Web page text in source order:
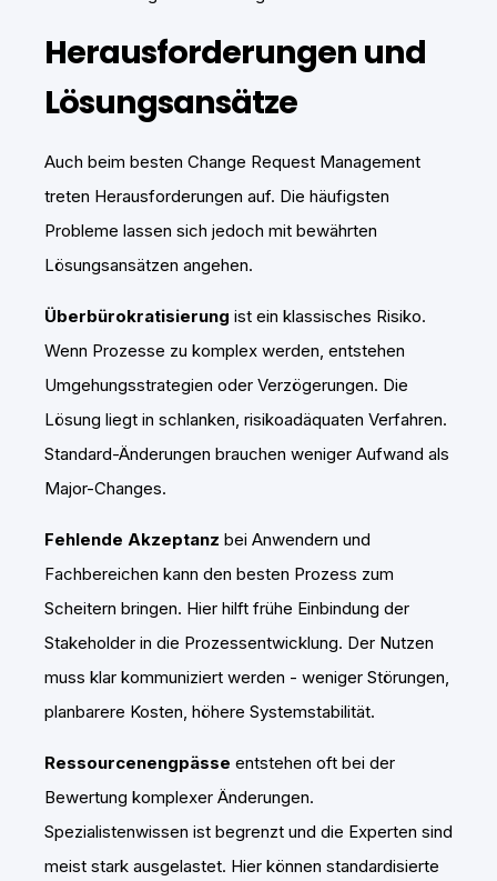
Herausforderungen und
Lösungsansätze
Auch beim besten Change Request Management
treten Herausforderungen auf. Die häufigsten
Probleme lassen sich jedoch mit bewährten
Lösungsansätzen angehen.
Überbürokratisierung ist ein klassisches Risiko.
Wenn Prozesse zu komplex werden, entstehen
Umgehungsstrategien oder Verzögerungen. Die
Lösung liegt in schlanken, risikoadäquaten Verfahren.
Standard-Änderungen brauchen weniger Aufwand als
Major-Changes.
Fehlende Akzeptanz bei Anwendern und
Fachbereichen kann den besten Prozess zum
Scheitern bringen. Hier hilft frühe Einbindung der
Stakeholder in die Prozessentwicklung. Der Nutzen
muss klar kommuniziert werden - weniger Störungen,
planbarere Kosten, höhere Systemstabilität.
Ressourcenengpässe entstehen oft bei der
Bewertung komplexer Änderungen.
Spezialistenwissen ist begrenzt und die Experten sind
meist stark ausgelastet. Hier können standardisierte